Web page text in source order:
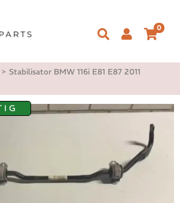
0
> Stabilisator BMW 116i E81 E87 2011